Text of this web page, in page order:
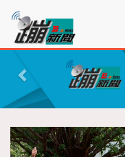
蹦
新
聞P
r
v
i
o